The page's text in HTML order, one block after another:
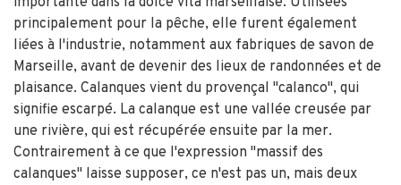
principalement pour la pêche, elle furent également
liées à l'industrie, notamment aux fabriques de savon de
Marseille, avant de devenir des lieux de randonnées et de
plaisance. Calanques vient du provençal "calanco", qui
signifie escarpé. La calanque est une vallée creusée par
une rivière, qui est récupérée ensuite par la mer.
Contrairement à ce que l'expression "massif des
calanques" laisse supposer, ce n'est pas un, mais deux